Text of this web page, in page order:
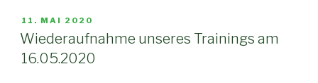
11. MAI 2020
Wiederaufnahme unseres Trainings am
16.05.2020